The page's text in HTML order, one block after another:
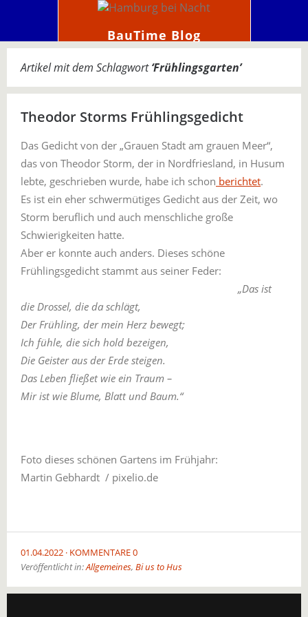
BauTime Blog
Artikel mit dem Schlagwort‘Frühlingsgarten’
Theodor Storms Frühlingsgedicht
Das Gedicht von der „Grauen Stadt am grauen Meer“,
das von Theodor Storm, der in Nordfriesland, in Husum
lebte, geschrieben wurde, habe ich schon berichtet.
Es ist ein eher schwermütiges Gedicht aus der Zeit, wo
Storm beruflich und auch menschliche große
Schwierigkeiten hatte.
Aber er konnte auch anders. Dieses schöne
Frühlingsgedicht stammt aus seiner Feder:
„Das ist
die Drossel, die da schlägt,
Der Frühling, der mein Herz bewegt;
Ich fühle, die sich hold bezeigen,
Die Geister aus der Erde steigen.
Das Leben fließet wie ein Traum –
Mir ist wie Blume, Blatt und Baum.“
Foto dieses schönen Gartens im Frühjahr:
Martin Gebhardt / pixelio.de
01.04.2022 KOMMENTARE 0
Veröffentlicht in:Allgemeines, Bi us to Hus